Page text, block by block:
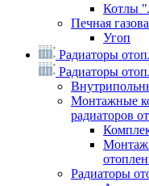
Котлы
Печная
Угоп
Радиаторы
Радиаторы
Монтажные
радиаторов
Радиаторы